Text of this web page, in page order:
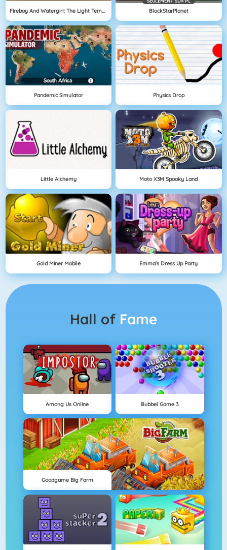
Fireboy And Watergirl: The Light Temple BlockStarPlanet
Pandemic Simulator Physics Drop
Little Alchemy Moto X3M Spooky Land
Gold Miner Mobile Emma's Dress Up Party
Hall of Fame
Among Us Online Bubbel Game 3
Goodgame Big Farm